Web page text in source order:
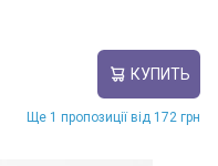
КУПИТЬ
Ще 1 пропозиції від 172 грн